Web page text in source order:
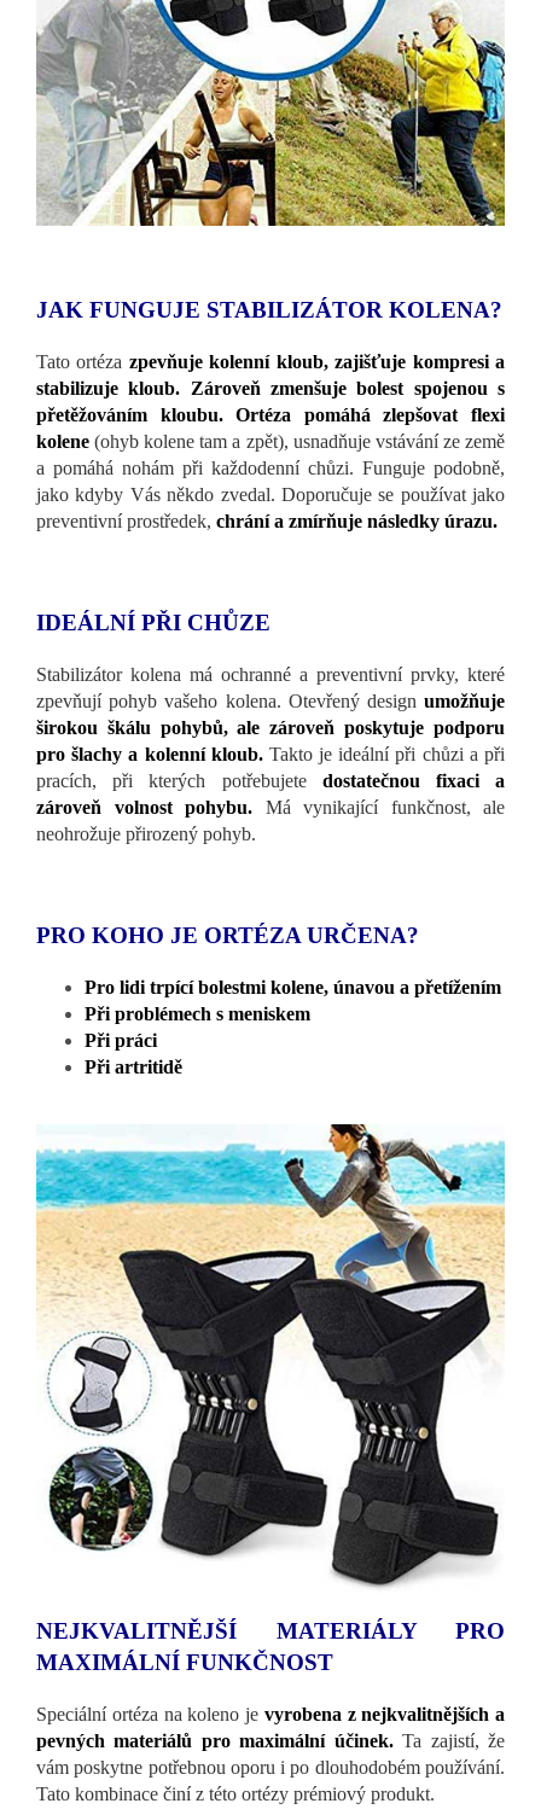
JAK FUNGUJE STABILIZÁTOR KOLENA?
Tato ortéza zpevňuje kolenní kloub, zajišťuje kompresi a
stabilizuje kloub. Zároveň zmenšuje bolest spojenou s
přetěžováním kloubu. Ortéza pomáhá zlepšovat flexi
kolene (ohyb kolene tam a zpět), usnadňuje vstávání ze země
a pomáhá nohám při každodenní chůzi. Funguje podobně,
jako kdyby Vás někdo zvedal. Doporučuje se používat jako
preventivní prostředek, chrání a zmírňuje následky úrazu.
IDEÁLNÍ PŘI CHŮZE
Stabilizátor kolena má ochranné a preventivní prvky, které
zpevňují pohyb vašeho kolena. Otevřený design umožňuje
širokou škálu pohybů, ale zároveň poskytuje podporu
pro šlachy a kolenní kloub.Takto je ideální při chůzi a při
pracích, při kterých potřebujete dostatečnou fixaci a
zároveň volnost pohybu. Má vynikající funkčnost, ale
neohrožuje přirozený pohyb.
PRO KOHO JE ORTÉZA URČENA?
Pro lidi trpící bolestmi kolene, únavou a přetížením
Při problémech s meniskem
Při práci
Při artritidě
NEJKVALITNĚJŠÍ MATERIÁLY PRO
MAXIMÁLNÍ FUNKČNOST
Speciální ortéza na koleno je vyrobena z nejkvalitnějších a
pevných materiálů pro maximální účinek.Ta zajistí, že
vám poskytne potřebnou oporu i po dlouhodobém používání.
Tato kombinace činí z této ortézy prémiový produkt.